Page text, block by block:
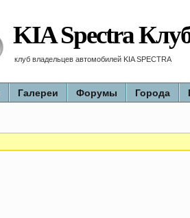
KIA Spectra
клуб владельцев автомобилей KIA SPECTRA
Галереи Форумы Города